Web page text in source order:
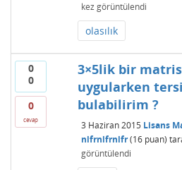
kez görüntülendi
olasılık
0
0
0
cevap
3×5lik bir
uygularken
bulabilirim ?
3 Haziran 2015 Lisans
nlfrnlfrnlfr (16puan)
görüntülendi